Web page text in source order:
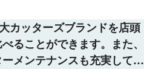
カッターズブランドを店頭
ることができます。また、
メンテナンスも充実してお